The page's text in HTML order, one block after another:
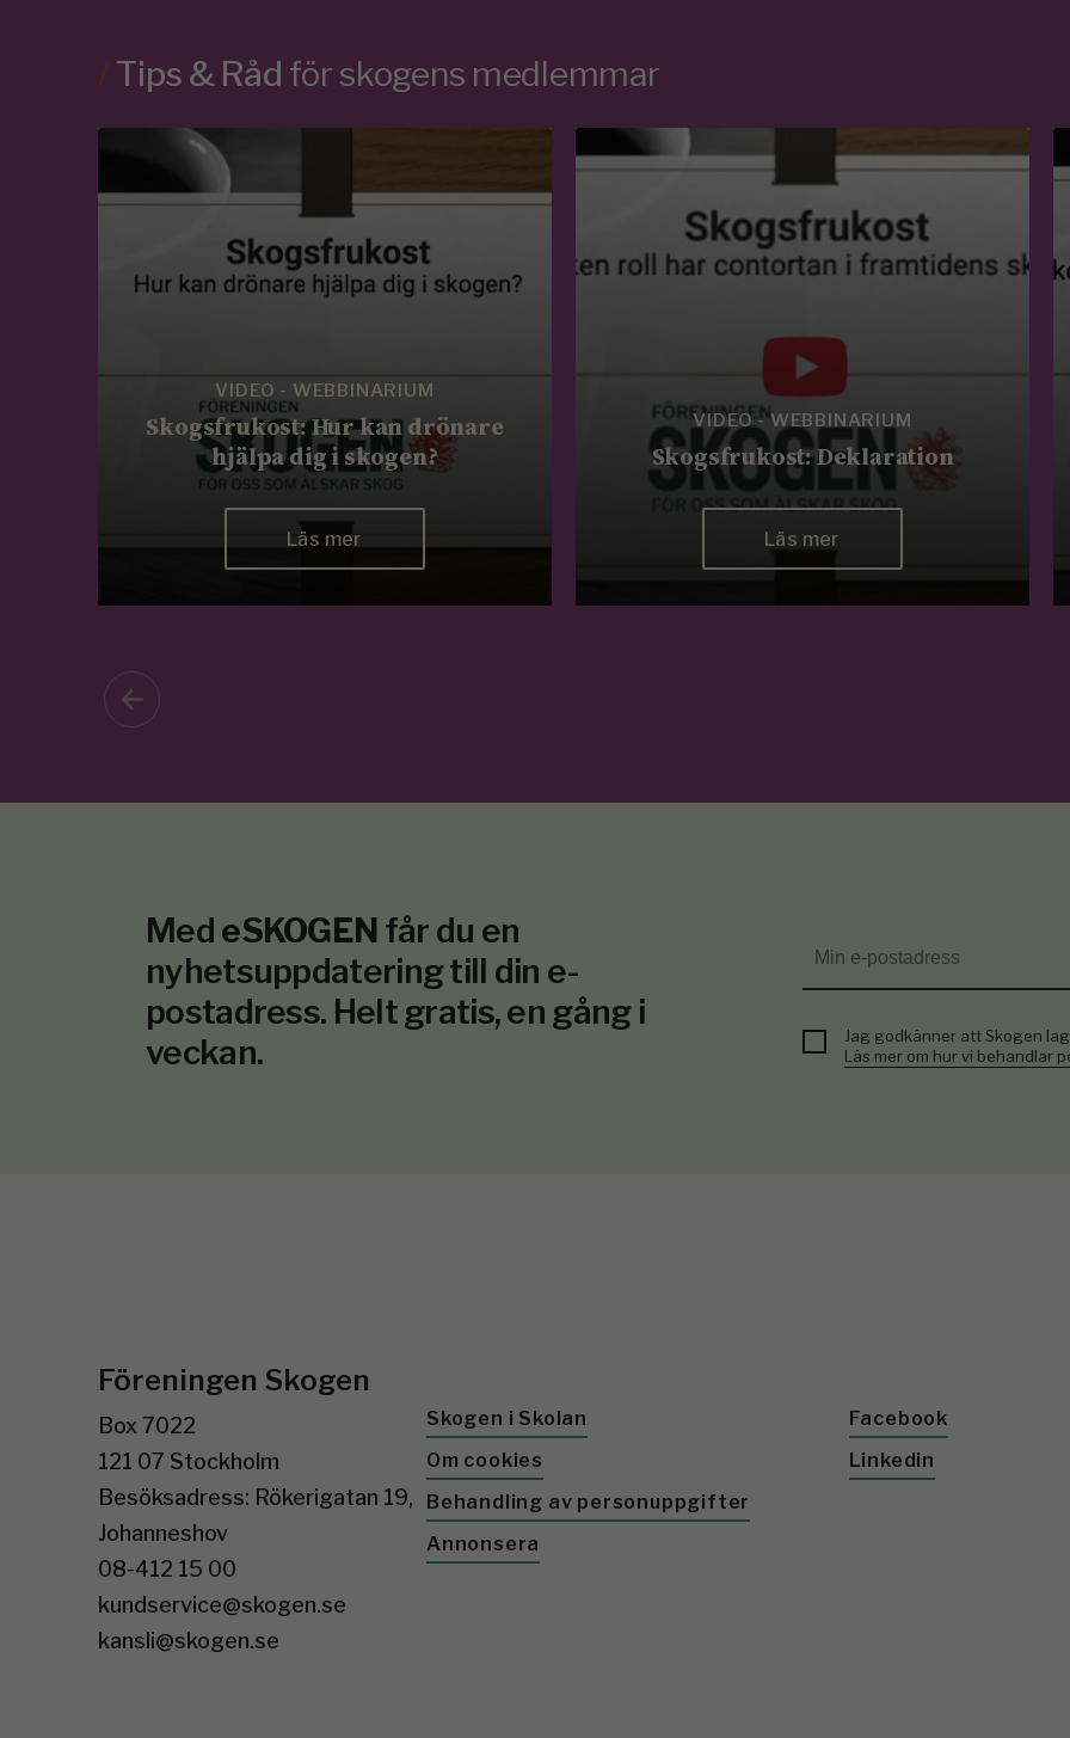
/ Tips & Råd för skogens medlemmar
VIDEO - WEBBINARIUM
Skogsfrukost: Hur kan drönare
hjälpa dig i skogen?
Läs mer
VIDEO - WEBBINARIUM
Skogsfrukost: Deklaration
Läs mer
Med eSKOGEN får du en
nyhetsuppdatering till din e-
postadress. Helt gratis, en gång i
veckan.
Jag godkänner att Skogen
Läs mer om hur vi behandlar
Föreningen Skogen
Box 7022
121 07 Stockholm
Besöksadress: Rökerigatan 19,
Johanneshov
08-412 15 00
kundservice@skogen.se
kansli@skogen.se
Skogen i Skolan
Om cookies
Behandling av personuppgifter
Annonsera
Facebook
Linkedin